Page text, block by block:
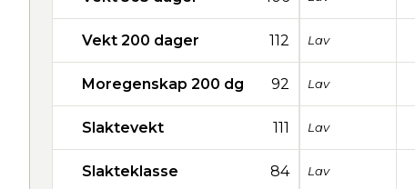
Vekt 200 dager 112 Lav
Moregenskap 200 dg 92 Lav
Slaktevekt 111 Lav
Slakteklasse 84 Lav